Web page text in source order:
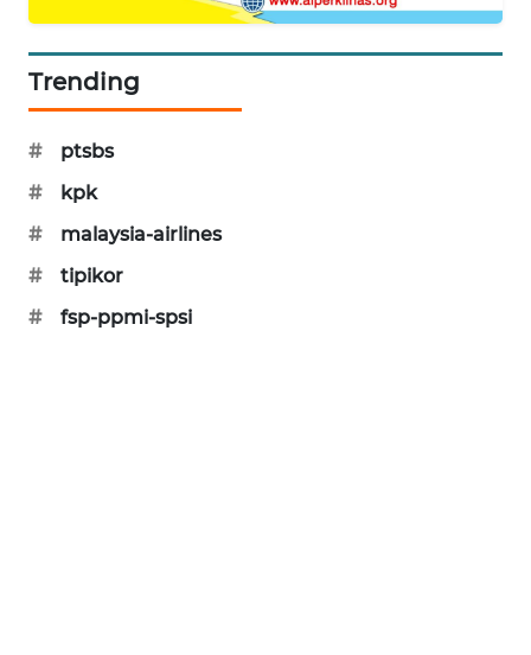
Trending
#
ptsbs
#
kpk
#
malaysia-airlines
#
tipikor
#
fsp-ppmi-spsi
SIDIKALANG
NEWS
SIBARAGAS
NEWS
METRO
SIANTAR
NEWS